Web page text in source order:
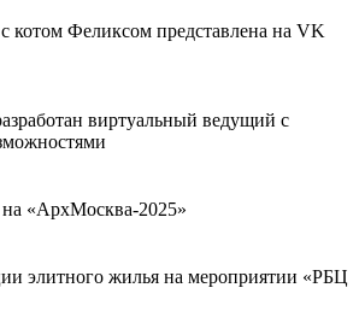
котом Феликсом представлена на VK
виртуальный ведущий с
«АрхМосква-2025»
элитного жилья на мероприятии «РБЦ